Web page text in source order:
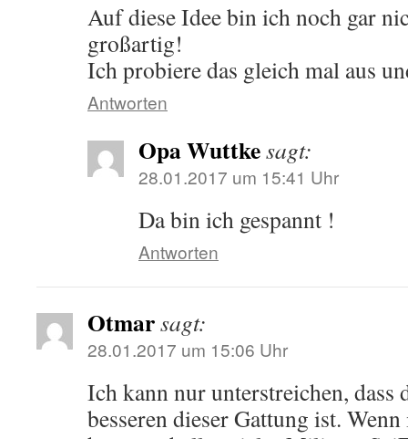
Auf diese Idee bin ich noch gar
großartig!
Ich probiere das gleich mal aus
Antworten
Opa Wuttkesagt:
28.01.2017 um 15:41 Uhr
Da bin ich gespannt !
Antworten
Otmarsagt:
28.01.2017 um 15:06 Uhr
Ich kann nur unterstreichen, dass
besseren dieser Gattung ist.